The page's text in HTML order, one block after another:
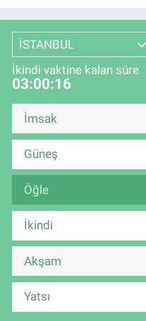
İSTANBUL
İkindi vaktine kalan süre
03:00:15
İmsak
Güneş
Öğle
İkindi
Akşam
Yatsı